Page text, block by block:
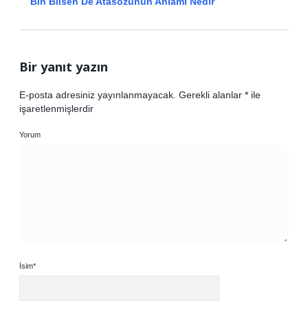
Bir yanıt yazın
E-posta adresiniz yayınlanmayacak. Gerekli alanlar * ile
işaretlenmişlerdir
Yorum
İsim*